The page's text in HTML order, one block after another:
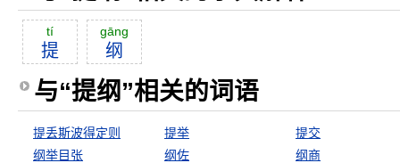
tí
提
gāng
纲
与“提纲”相关的词语
提丢斯波得定则 提举
提交
纲举目张
纲佐 纲商